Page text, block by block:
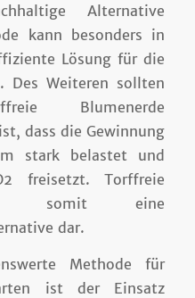
Alternative
kann besonders in
Lösung für die
Des Weiteren sollten
Blumenerde
dass die Gewinnung
stark belastet und
freisetzt. Torffreie
somit eine
dar.
Methode für
ist der Einsatz